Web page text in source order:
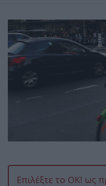
Επιλέξτε το OK! ως